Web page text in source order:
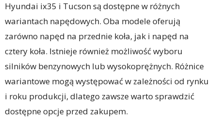
Hyundai ix35 i Tucson są dostępne w różnych
wariantach napędowych. Oba modele oferują
zarówno napęd na przednie koła, jak i napęd na
cztery koła. Istnieje również możliwość wyboru
silników benzynowych lub wysokoprężnych. Różnice
wariantowe mogą występować w zależności od rynku
i roku produkcji, dlatego zawsze warto sprawdzić
dostępne opcje przed zakupem.